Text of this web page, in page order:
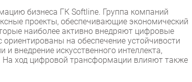
бизнеса ГК Softline. Группа компаний
проекты, обеспечивающие экономический
наиболее активно внедряют цифровые
на обеспечение устойчивости
внедрение искусственного интеллекта,
На ход цифровой трансформации влияют также